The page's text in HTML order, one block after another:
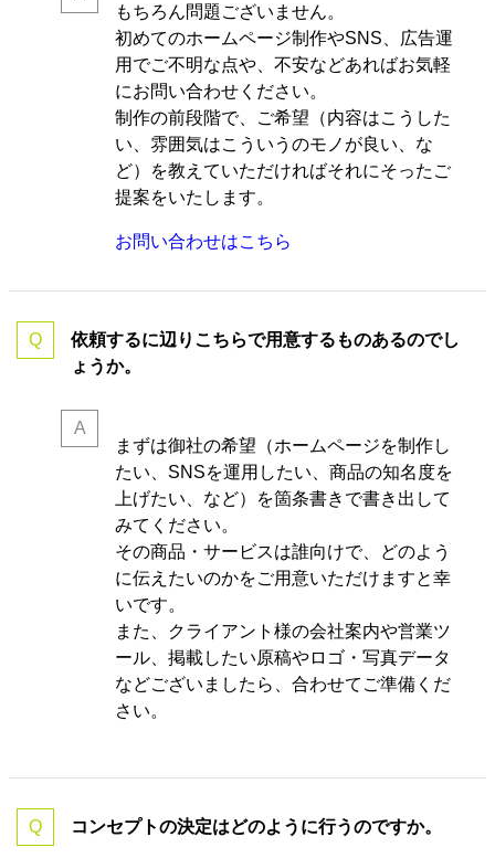
もちろん問題ございません。
初めてのホームページ制作やSNS、広告運
用でご不明な点や、不安などあればお気軽
にお問い合わせください。
制作の前段階で、ご希望（内容はこうした
い、雰囲気はこういうのモノが良い、な
ど）を教えていただければそれにそったご
提案をいたします。
お問い合わせはこちら
依頼するに辺りこちらで用意するものあるのでし
ょうか。
まずは御社の希望（ホームページを制作し
たい、SNSを運用したい、商品の知名度を
上げたい、など）を箇条書きで書き出して
みてください。
その商品・サービスは誰向けで、どのよう
に伝えたいのかをご用意いただけますと幸
いです。
また、クライアント様の会社案内や営業ツ
ール、掲載したい原稿やロゴ・写真データ
などございましたら、合わせてご準備くだ
さい。
コンセプトの決定はどのように行うのですか。